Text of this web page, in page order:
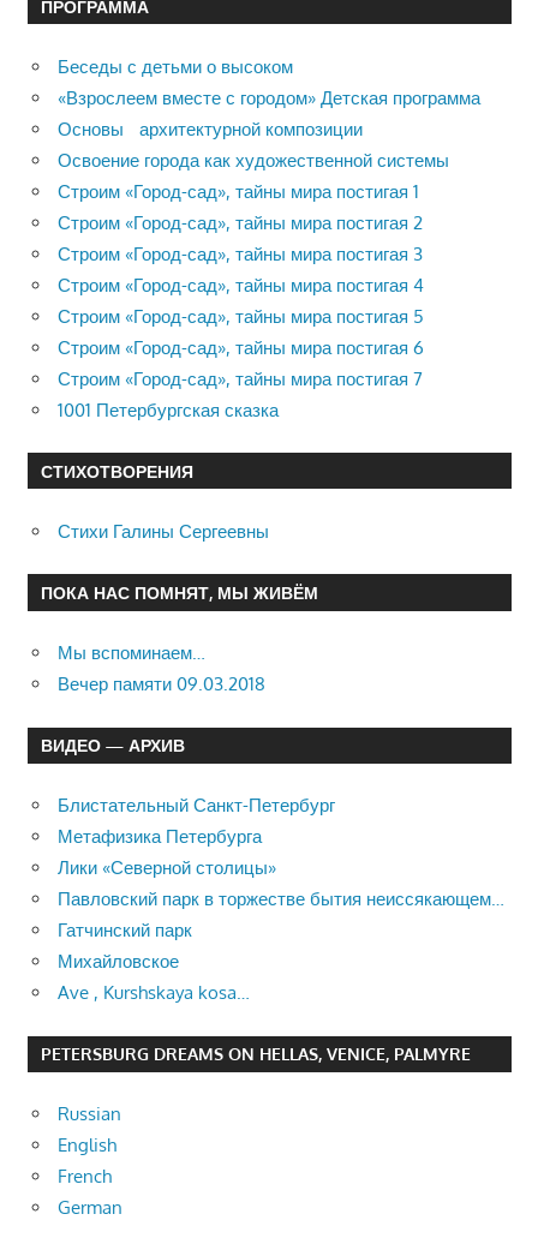
ПРОГРАММА
Беседы с детьми о высоком
«Взрослеем вместе с городом» Детская программа
Основы архитектурной композиции
Освоение города как художественной системы
Строим «Город-сад», тайны мира постигая 1
Строим «Город-сад», тайны мира постигая 2
Строим «Город-сад», тайны мира постигая 3
Строим «Город-сад», тайны мира постигая 4
Строим «Город-сад», тайны мира постигая 5
Строим «Город-сад», тайны мира постигая 6
Строим «Город-сад», тайны мира постигая 7
1001 Петербургская сказка
СТИХОТВОРЕНИЯ
Стихи Галины Сергеевны
ПОКА НАС ПОМНЯТ, МЫ ЖИВЁМ
Мы вспоминаем…
Вечер памяти 09.03.2018
ВИДЕО — АРХИВ
Блистательный Санкт-Петербург
Метафизика Петербурга
Лики «Северной столицы»
Павловский парк в торжестве бытия неиссякающем…
Гатчинский парк
Михайловское
Ave , Kurshskaya kosa…
PETERSBURG DREAMS ON HELLAS, VENICE, PALMYRE
Russian
English
French
German